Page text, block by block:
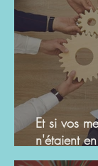
Et si vos
n'étaient
secondaire